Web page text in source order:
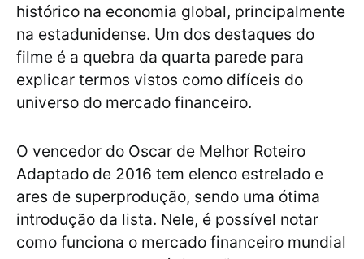
histórico na economia global, principalmente
na estadunidense. Um dos destaques do
filme é a quebra da quarta parede para
explicar termos vistos como difíceis do
universo do mercado financeiro.
O vencedor do Oscar de Melhor Roteiro
Adaptado de 2016 tem elenco estrelado e
ares de superprodução, sendo uma ótima
introdução da lista. Nele, é possível notar
como funciona o mercado financeiro mundial